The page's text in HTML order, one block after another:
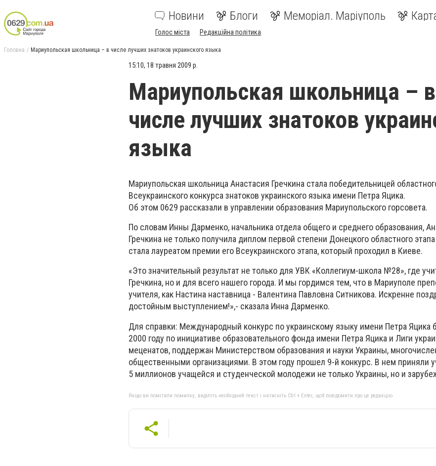
Новини Блоги Меморіал. Маріуполь
Голос міста Редакційна політика
Головна Мариупольская школьница – в числе лучших знатоков украинского языка
15:10, 18 травня 2009 р.
Мариупольская школьница – в
числе лучших знатоков
языка
Мариупольская школьница Анастасия Гречкина стала победительницей
Всеукраинского конкурса знатоков украинского языка имени Петра Яцика.
Об этом 0629 рассказали в управлении образования Мариупольского горсовета.
По словам Инны Дарменко, начальника отдела общего и среднего образования,
Гречкина не только получила диплом первой степени Донецкого областного
стала лауреатом премии его Всеукраинского этапа, который проходил в Киеве.
«Это значительный результат не только для УВК «Коллегиум-школа №28», где
Гречкина, но и для всего нашего города. И мы гордимся тем, что в Мариуполе
учителя, как Настина наставница - Валентина Павловна Ситникова. Искренне
достойным выступлением!»,- сказала Инна Дарменко.
Для справки: Международный конкурс по украинскому языку имени Петра Яцика
2000 году по инициативе образовательного фонда имени Петра Яцика и Лиги
меценатов, поддержан Министерством образования и науки Украины,
общественными организациями. В этом году прошел 9-й конкурс. В нем приняли
5 миллионов учащейся и студенческой молодежи не только Украины, но и
Якщо ви помітили помилку, виділіть необхідний текст і натисніть Ctrl + Enter, щоб повідомити про це редакцію